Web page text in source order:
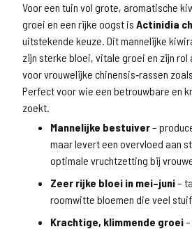
Voor een tuin vol grote, aromatische
groei en een rijke oogst is Actinidia
uitstekende keuze. Dit mannelijke
zijn sterke bloei, vitale groei en zijn
voor vrouwelijke chinensis‑rassen
Perfect voor wie een betrouwbare en
zoekt.
Mannelijke bestuiver–
maar levert een overvloed aan
optimale vruchtzetting bij
Zeer rijke bloei in mei–juni–
roomwitte bloemen die veel
Krachtige, klimmende groei